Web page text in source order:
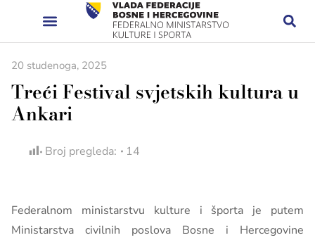
20 studenoga, 2025
Treći Festival svjetskih kultura u
Ankari
Broj pregleda: 14
Federalnom ministarstvu kulture i športa je putem
Ministarstva civilnih poslova Bosne i Hercegovine